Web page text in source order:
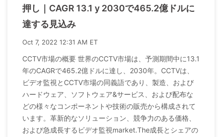
押し｜CAGR 13.1 y 2030で465.2億ドルに
達する見込み
Oct 7, 2022 12:31 AM ET
CCTV市場の概要 世界のCCTV市場は、予測期間中に13.1
年のCAGRで465.2億ドルに達し、2030年。CCTVは、
ビデオ監視とCCTV市場の同義語であり、製造、および
ハードウェア、ソフトウェア&サービス、および配布な
どの様々なコンポーネントや技術の販売から構成されて
います。革新的なソリューション、競争力のある価格、
および急成長するビデオ監視market.The成長とシェアの